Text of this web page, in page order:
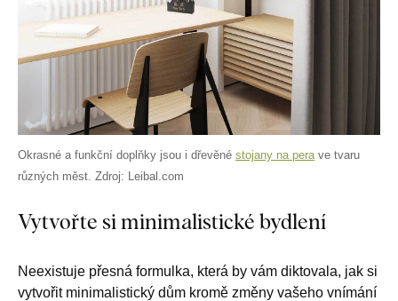
Okrasné a funkční doplňky jsou i dřevěné stojany na pera ve tvaru
různých měst. Zdroj: Leibal.com
Vytvořte si minimalistické bydlení
Neexistuje přesná formulka, která by vám diktovala, jak si
vytvořit minimalistický dům kromě změny vašeho vnímání